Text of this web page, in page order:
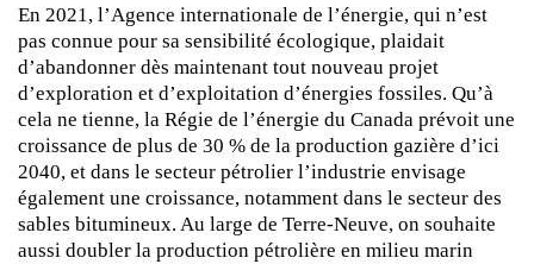
En 2021, l’Agence internationale de l’énergie, qui n’est
pas connue pour sa sensibilité écologique, plaidait
d’abandonner dès maintenant tout nouveau projet
d’exploration et d’exploitation d’énergies fossiles. Qu’à
cela ne tienne, la Régie de l’énergie du Canada prévoit une
croissance de plus de 30 % de la production gazière d’ici
2040, et dans le secteur pétrolier l’industrie envisage
également une croissance, notamment dans le secteur des
sables bitumineux. Au large de Terre-Neuve, on souhaite
aussi doubler la production pétrolière en milieu marin